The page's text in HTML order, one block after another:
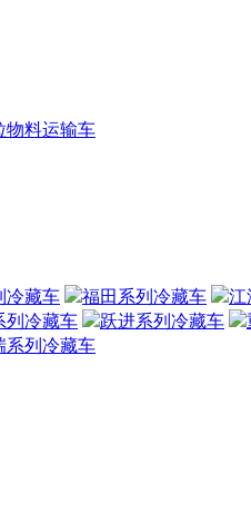
物料运输车
冷藏车 福田系列冷藏车
江
列冷藏车 跃进系列冷藏车
系列冷藏车